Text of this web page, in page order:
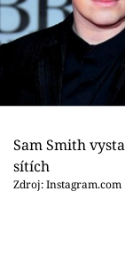
Sam Smith
sítích
Zdroj: Instagram.com